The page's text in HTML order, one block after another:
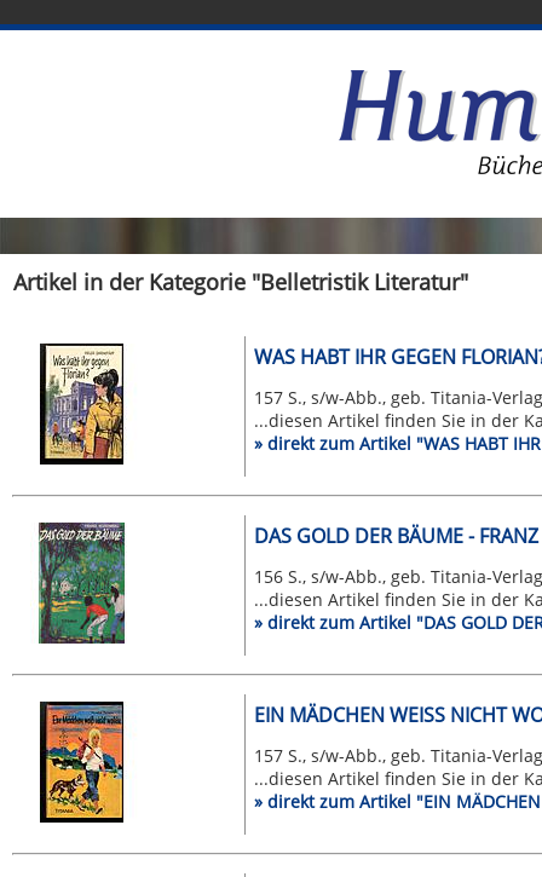
Artikel in der Kategorie "Belletristik Literatur"
WAS HABT IHR GEGEN
157 S., s/w-Abb., geb. Titania-
...diesen Artikel finden Sie in der
» direkt zum Artikel "WAS HABT IHR
DAS GOLD DER BÄUME -
156 S., s/w-Abb., geb. Titania-
...diesen Artikel finden Sie in der
» direkt zum Artikel "DAS GOLD
EIN MÄDCHEN WEISS NICHT
157 S., s/w-Abb., geb. Titania-
...diesen Artikel finden Sie in der
» direkt zum Artikel "EIN MÄDCHEN